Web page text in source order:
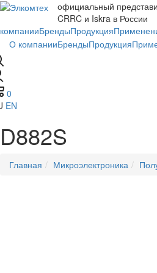
официальный
CRRC и Iskra в России
О компанииБрендыПродукция
БрендыПродукция
0
EN
D882S
Главная Микроэлектроника